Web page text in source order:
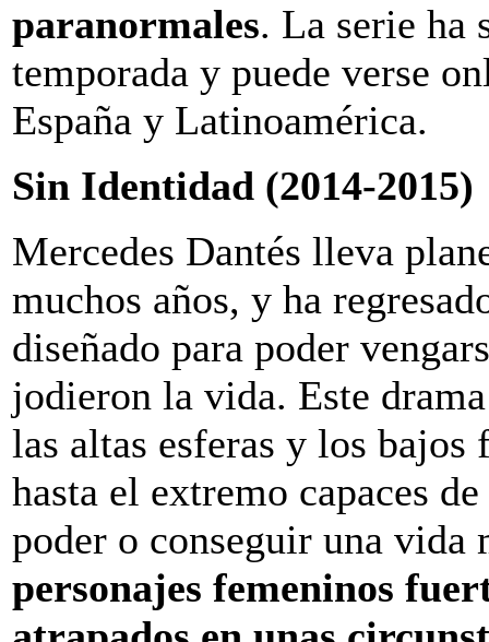
paranormales. La serie ha
temporada y puede verse
España y Latinoamérica.
Sin Identidad (2014-2015)
Mercedes Dantés lleva
muchos años, y ha
diseñado para poder
jodieron la vida. Este
las altas esferas y los bajos
hasta el extremo capaces
poder o conseguir una vida
personajes femeninos